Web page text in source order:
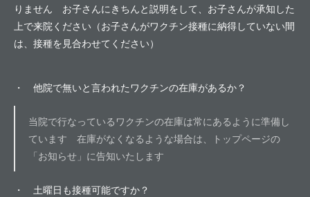
りません お子さんにきちんと説明をして、お子さんが承知した
上で来院ください（お子さんがワクチン接種に納得していない間
は、接種を見合わせてください）
・ 他院で無いと言われたワクチンの在庫があるか？
当院で行なっているワクチンの在庫は常にあるように準備し
ています 在庫がなくなるような場合は、トップページの
「お知らせ」に告知いたします
・ 土曜日も接種可能ですか？